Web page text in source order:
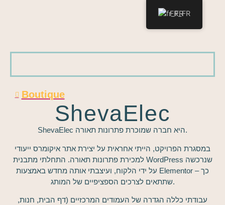
Boutique
ShevaElec
ShevaElec היא חברה שמוכרת פתרונות תאורה.
במסגרת הפרויקט, הייתי אחראית על יצירת אתר איקומרס ייעודי
למכירת פתרונות תאורה. התחלתי מתבנית WordPress שנרכשה
על ידי הלקוח, ועיצבתי אותה מחדש באמצעות Elementor – כך
שתתאים לצרכים הספציפיים של המותג.
עבודתי כללה הגדרה של העמודים המרכזיים (דף הבית, חנות,
FR_FR